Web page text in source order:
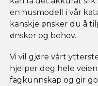
en husmodell i vår
kanskje ønsker du å
ønsker og behov.
Vi vil gjøre vårt
hjelper deg hele
fagkunnskap og gir